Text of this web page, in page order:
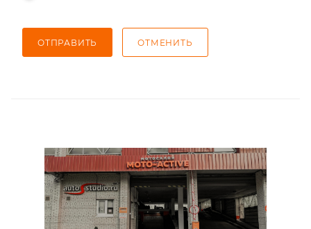
ОТПРАВИТЬ ОТМЕНИТЬ